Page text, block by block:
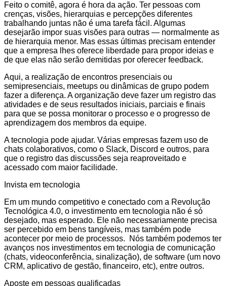
Feito o comitê, agora é hora da ação. Ter pessoas com
crenças, visões, hierarquias e percepções diferentes
trabalhando juntas não é uma tarefa fácil. Algumas
desejarão impor suas visões para outras — normalmente as
de hierarquia menor. Mas essas últimas precisam entender
que a empresa lhes oferece liberdade para propor ideias e
de que elas não serão demitidas por oferecer feedback.
Aqui, a realização de encontros presenciais ou
semipresenciais, meetups ou dinâmicas de grupo podem
fazer a diferença. A organização deve fazer um registro das
atividades e de seus resultados iniciais, parciais e finais
para que se possa monitorar o processo e o progresso de
aprendizagem dos membros da equipe.
A tecnologia pode ajudar. Várias empresas fazem uso de
chats colaborativos, como o Slack, Discord e outros, para
que o registro das discussões seja reaproveitado e
acessado com maior facilidade.
Invista em tecnologia
Em um mundo competitivo e conectado com a Revolução
Tecnológica 4.0, o investimento em tecnologia não é só
desejado, mas esperado. Ele não necessariamente precisa
ser percebido em bens tangíveis, mas também pode
acontecer por meio de processos. Nós também podemos ter
avanços nos investimentos em tecnologia de comunicação
(chats, videoconferência, sinalização), de software (um novo
CRM, aplicativo de gestão, financeiro, etc), entre outros.
Aposte em pessoas qualificadas